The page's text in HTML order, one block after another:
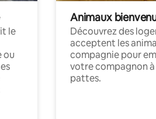
le
ou
Animaux
Découvrez des
acceptent les
compagnie pour
votre compagnon
pattes.